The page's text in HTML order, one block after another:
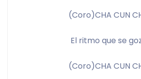
(Coro)CHA CUN
El ritmo que se
(Coro)CHA CUN